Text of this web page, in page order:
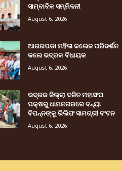
ସାମ୍ବାଦିକ ସମ୍ମିଳନୀ
August 6, 2026
ଆଗରପଡା ମହିଳା କଲେଜ ପରିଦର୍ଶନ
କଲେ ଭଦ୍ରକ ବିଧାୟକ
August 6, 2026
ଭଦ୍ରକ ଜିଲ୍ଲା ଦଳିତ ମହାସଂଘ
ପକ୍ଷରୁ ଧାମନଗରରେ ବନ୍ୟା
ବିପନ୍ନଙ୍କୁ ରିଲିଫ ସାମଗ୍ରୀ ବଂଟନ
August 6, 2026